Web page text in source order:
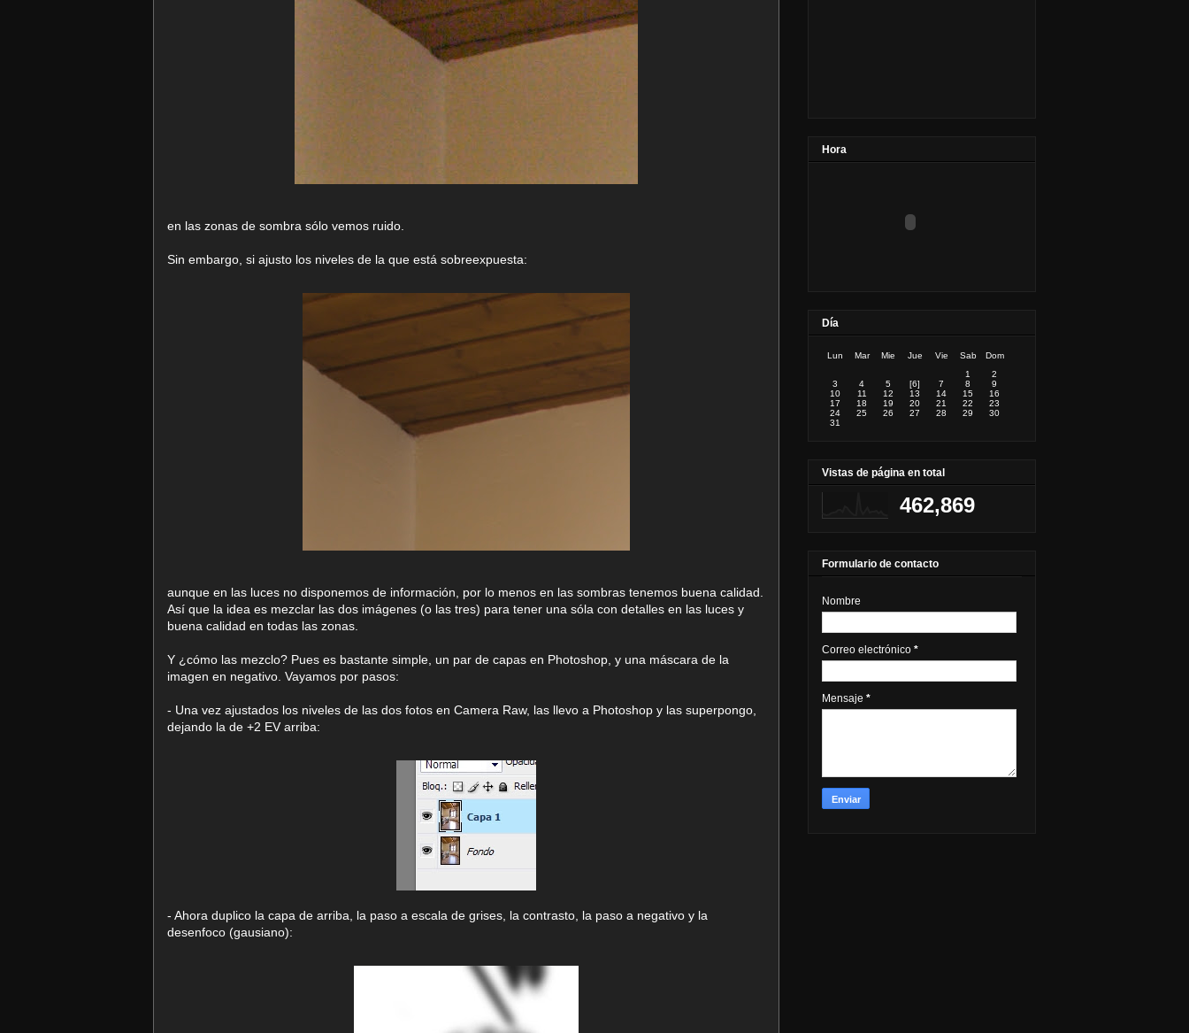
en las zonas de sombra sólo vemos ruido.
Sin embargo, si ajusto los niveles de la que está sobreexpuesta:
aunque en las luces no disponemos de información, por lo menos en las sombras tenemos buena calidad.
Así que la idea es mezclar las dos imágenes (o las tres) para tener una sóla con detalles en las luces y
buena calidad en todas las zonas.
Y ¿cómo las mezclo? Pues es bastante simple, un par de capas en Photoshop, y una máscara de la
imagen en negativo. Vayamos por pasos:
- Una vez ajustados los niveles de las dos fotos en Camera Raw, las llevo a Photoshop y las superpongo,
dejando la de +2 EV arriba:
- Ahora duplico la capa de arriba, la paso a escala de grises, la contrasto, la paso a negativo y la
desenfoco (gausiano):
Hora
Día
Lun Mar Mie Jue Vie Sab
Dom
1
2
3
4 5 [6] 7 8
9
10
11 12 13 14 15
16
17
18 19 20 21 22
23
24
25 26 27 28 29
30
31
Vistas de página en total
462,869
Formulario de contacto
Nombre
Correo electrónico *
Mensaje *